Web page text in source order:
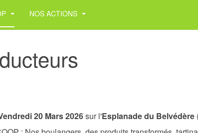
NOS ACTIONS
20 Mars 2026sur l'Esplanade du Belvédère